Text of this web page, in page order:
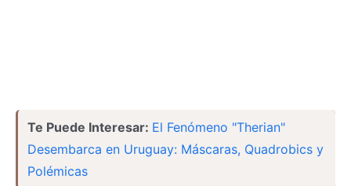
Te Puede Interesar: El Fenómeno "Therian"
Desembarca en Uruguay: Máscaras, Quadrobics y
Polémicas